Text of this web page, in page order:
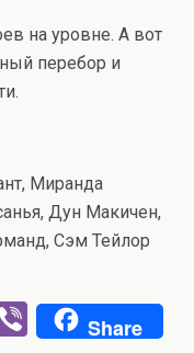
на уровне. А вот
перебор и
Миранда
Дун Макичен,
Сэм Тейлор
Vi
Share